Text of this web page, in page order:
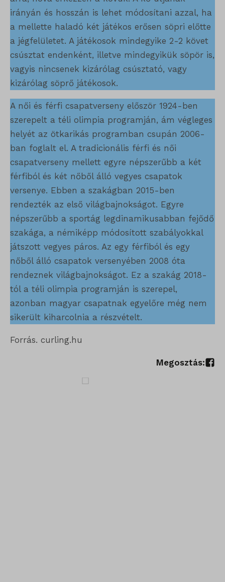
irányán és hosszán is lehet módosítani azzal, ha
a mellette haladó két játékos erősen söpri előtte
a jégfelületet. A játékosok mindegyike 2-2 követ
csúsztat endenként, illetve mindegyikük söpör is,
vagyis nincsenek kizárólag csúsztató, vagy
kizárólag söprő játékosok.
A női és férfi csapatverseny először 1924-ben
szerepelt a téli olimpia programján, ám végleges
helyét az ötkarikás programban csupán 2006-
ban foglalt el. A tradicionális férfi és női
csapatverseny mellett egyre népszerűbb a két
férfiból és két nőből álló vegyes csapatok
versenye. Ebben a szakágban 2015-ben
rendezték az első világbajnokságot. Egyre
népszerűbb a sportág legdinamikusabban fejődő
szakága, a némiképp módosított szabályokkal
játszott vegyes páros. Az egy férfiból és egy
nőből álló csapatok versenyében 2008 óta
rendeznek világbajnokságot. Ez a szakág 2018-
tól a téli olimpia programján is szerepel,
azonban magyar csapatnak egyelőre még nem
sikerült kiharcolnia a részvételt.
Forrás. curling.hu
Megosztás:
domain
i18next
litespeed_qc_hide_banner
SameSite
SL_G_WPT_TO
SL_GWPT_Show_Hide_tmp
SLO_G_WPT_TO
SLO_GWPT_Show_Hide_tmp
SLO_wptGlobTipTmp
sm_spd_caution